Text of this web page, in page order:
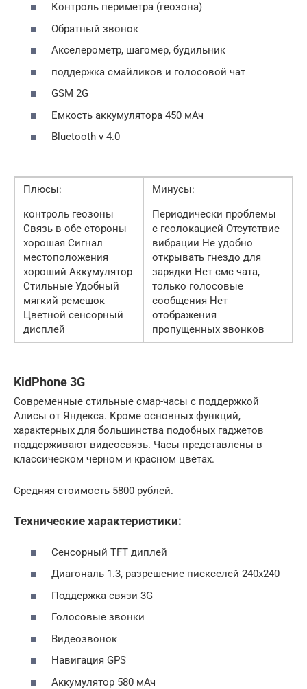
Контроль периметра (геозона)
Обратный звонок
Акселерометр, шагомер, будильник
поддержка смайликов и голосовой чат
GSM 2G
Емкость аккумулятора 450 мАч
Bluetooth v 4.0
Плюсы:
Минусы:
контроль геозоны
Связь в обе стороны
хорошая Сигнал
местоположения
хороший Аккумулятор
Стильные Удобный
мягкий ремешок
Цветной сенсорный
дисплей
Периодически проблемы
с геолокацией Отсутствие
вибрации Не удобно
открывать гнездо для
зарядки Нет смс чата,
только голосовые
сообщения Нет
отображения
пропущенных звонков
KidPhone 3G
Современные стильные смар-часы с поддержкой
Алисы от Яндекса. Кроме основных функций,
характерных для большинства подобных гаджетов
поддерживают видеосвязь. Часы представлены в
классическом черном и красном цветах.
Средняя стоимость 5800 рублей.
Технические характеристики:
Сенсорный TFT диплей
Диагональ 1.3, разрешение пискселей 240х240
Поддержка связи 3G
Голосовые звонки
Видеозвонок
Навигация GPS
Аккумулятор 580 мАч